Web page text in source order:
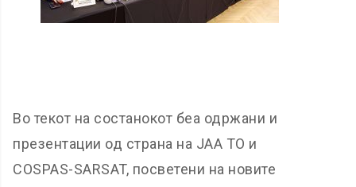
Во текот на состанокот беа одржани и
презентации од страна на JAA TO и
COSPAS-SARSAT, посветени на новите